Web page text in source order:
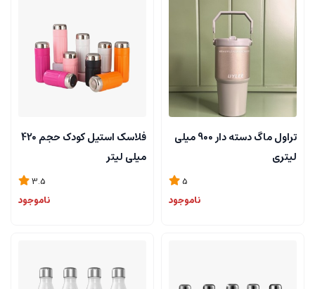
تراول ماگ دسته دار 900 میلی
لیتری
5
ناموجود
فلاسک استیل کودک حجم 420
میلی لیتر
3.5
ناموجود